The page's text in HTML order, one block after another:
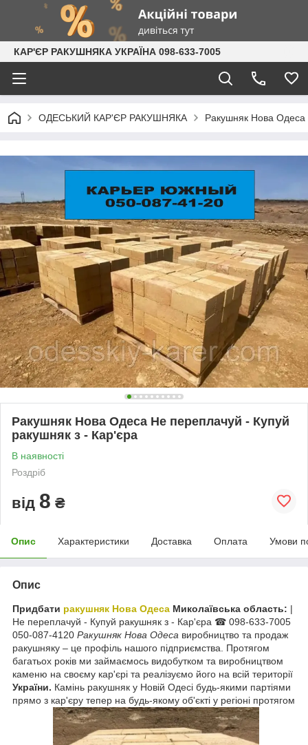
КАР'ЄР РАКУШНЯКА УКРАЇНА 098-633-7005
ОДЕСЬКИЙ КАР'ЄР РАКУШНЯКА Ракушняк Нова Одеса
Ракушняк Нова Одеса Не переплачуй - Купуй
ракушняк з - Кар'єра
В наявності
Роздріб
від 8 ₴
Опис Характеристики Доставка Оплата Умови
Опис
Придбати ракушняк Нова Одеса Миколаївська область: |
Не переплачуй - Купуй ракушняк з - Кар'єра ☎ 098-633-7005
050-087-4120 Ракушняк Нова Одеса виробництво та продаж
ракушняку – це профіль нашого підприємства. Протягом
багатьох років ми займаємось видобутком та виробництвом
каменю на своєму кар'єрі та реалізуємо його на всій території
України. Камінь ракушняк у Новій Одесі будь-якими партіями
прямо з кар'єру тепер на будь-якому об'єкті у регіоні протягом